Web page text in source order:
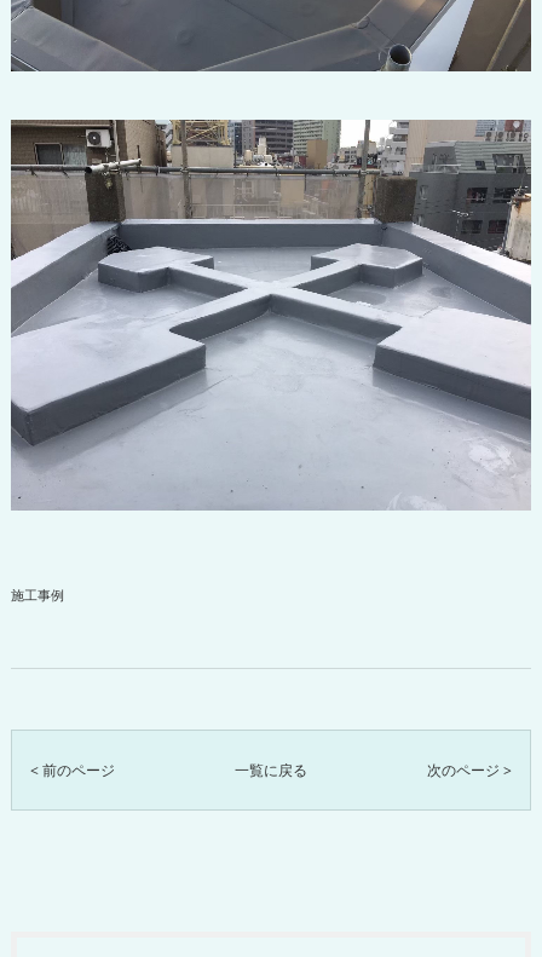
施工事例
< 前のページ 一覧に戻る 次のページ >